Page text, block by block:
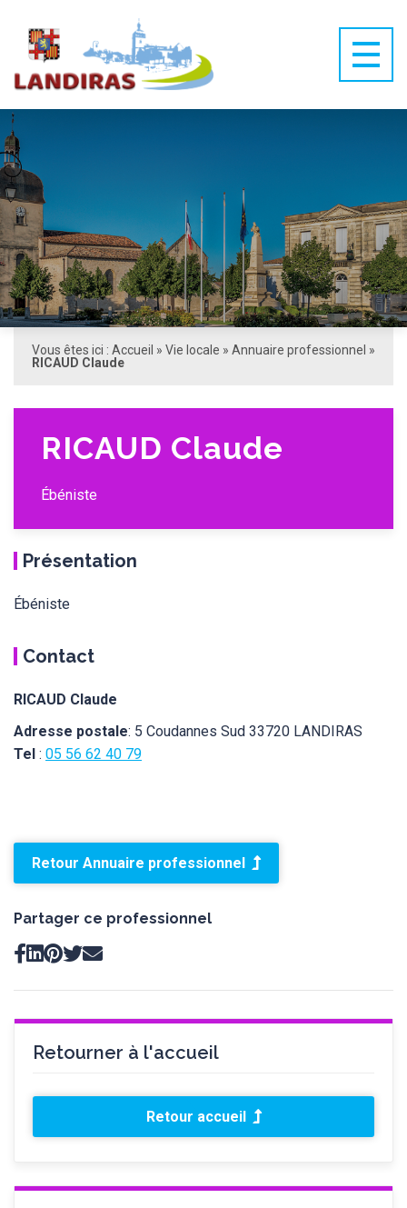
Vous êtes ici : Accueil » Vie locale » Annuaire professionnel »
RICAUD Claude
RICAUD Claude
Ébéniste
Présentation
Ébéniste
Contact
RICAUD Claude
Adresse postale: 5 Coudannes Sud 33720 LANDIRAS
Tel : 05 56 62 40 79
Retour Annuaire professionnel
Partager ce professionnel
Retourner à l'accueil
Retour accueil